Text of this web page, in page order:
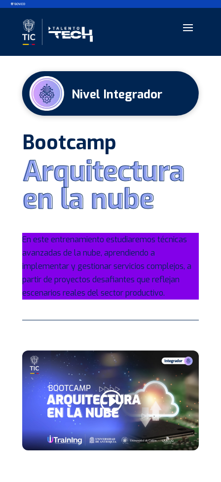
Nivel Integrador
Bootcamp
Arquitectura
en la nube
Arquitectura
en la nube
En este entrenamiento estudiaremos técnicas
avanzadas de la nube, aprendiendo a
implementar y gestionar servicios complejos, a
partir de proyectos desafiantes que reflejan
escenarios reales del sector productivo.